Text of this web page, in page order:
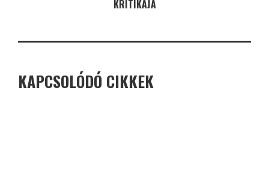
KRITIKÁJA
KAPCSOLÓDÓ CIKKEK